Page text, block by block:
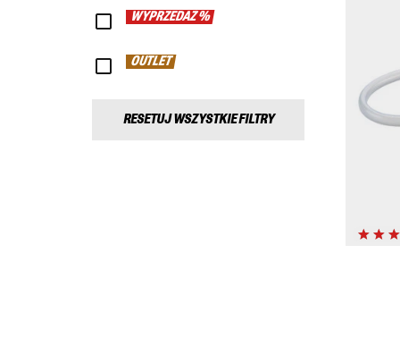
WYPRZEDAŻ %
OUTLET
RESETUJ WSZYSTKIE FILTRY